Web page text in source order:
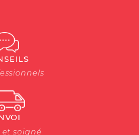
soigné